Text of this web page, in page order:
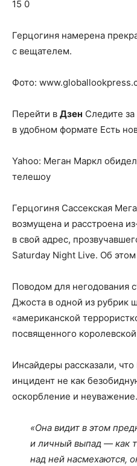
15 0
Герцогиня намерена
с вещателем.
Фото:
Перейти в Дзен Следите
в удобном формате Есть
Yahoo: Меган Маркл
телешоу
Герцогиня Сассекская
возмущена и расстроена
в свой адрес,
Saturday Night Live. Об
Поводом для негодования
Джоста в одной из рубрик
«американской
посвященного
Инсайдеры рассказали,
инцидент не как
оскорбление и неуважение.
«Она видит в этом
и личный выпад — как
над ней насмехаются,